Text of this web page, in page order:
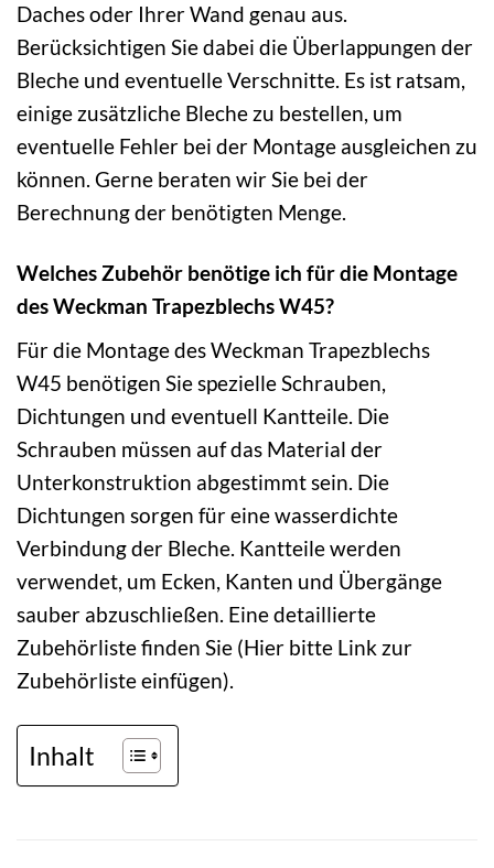
Daches oder Ihrer Wand genau aus.
Berücksichtigen Sie dabei die Überlappungen der
Bleche und eventuelle Verschnitte. Es ist ratsam,
einige zusätzliche Bleche zu bestellen, um
eventuelle Fehler bei der Montage ausgleichen zu
können. Gerne beraten wir Sie bei der
Berechnung der benötigten Menge.
Welches Zubehör benötige ich für die Montage
des Weckman Trapezblechs W45?
Für die Montage des Weckman Trapezblechs
W45 benötigen Sie spezielle Schrauben,
Dichtungen und eventuell Kantteile. Die
Schrauben müssen auf das Material der
Unterkonstruktion abgestimmt sein. Die
Dichtungen sorgen für eine wasserdichte
Verbindung der Bleche. Kantteile werden
verwendet, um Ecken, Kanten und Übergänge
sauber abzuschließen. Eine detaillierte
Zubehörliste finden Sie (Hier bitte Link zur
Zubehörliste einfügen).
Inhalt